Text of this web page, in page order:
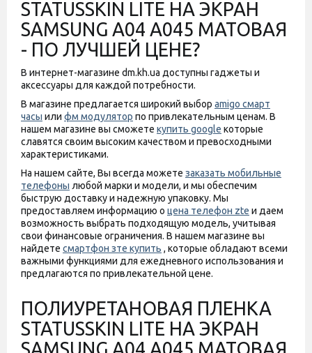
STATUSSKIN LITE НА ЭКРАН
SAMSUNG A04 A045 МАТОВАЯ
- ПО ЛУЧШЕЙ ЦЕНЕ?
В интернет-магазине dm.kh.ua доступны гаджеты и
аксессуары для каждой потребности.
В магазине предлагается широкий выбор amigo смарт
часы или фм модулятор по привлекательным ценам. В
нашем магазине вы сможете купить google которые
славятся своим высоким качеством и превосходными
характеристиками.
На нашем сайте, Вы всегда можете заказать мобильные
телефоны любой марки и модели, и мы обеспечим
быструю доставку и надежную упаковку. Мы
предоставляем информацию о цена телефон zte и даем
возможность выбрать подходящую модель, учитывая
свои финансовые ограничения. В нашем магазине вы
найдете смартфон зте купить , которые обладают всеми
важными функциями для ежедневного использования и
предлагаются по привлекательной цене.
ПОЛИУРЕТАНОВАЯ ПЛЕНКА
STATUSSKIN LITE НА ЭКРАН
SAMSUNG A04 A045 МАТОВАЯ